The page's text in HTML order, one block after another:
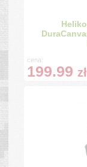
cena:
199.99 zł